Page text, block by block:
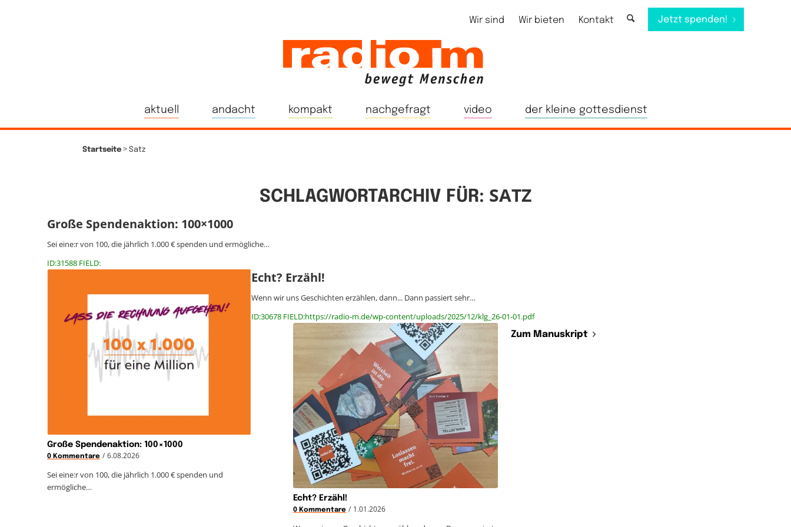
Wir sind Wir bieten Kontakt Jetzt spenden!
aktuell andacht kompakt nachgefragt video der kleine gottesdienst
Startseite > Satz
SCHLAGWORTARCHIV FÜR: SATZ
Große Spendenaktion: 100×1000
Sei eine:r von 100, die jährlich 1.000 € spenden und ermögliche…
ID:31588 FIELD:
Große Spendenaktion: 100×1000
0 Kommentare / 6.08.2026
Sei eine:r von 100, die jährlich 1.000 € spenden und
ermögliche…
Echt? Erzähl!
Wenn wir uns Geschichten erzählen, dann... Dann passiert sehr…
ID:30678 FIELD:https://radio-m.de/wp-content/uploads/2025/12/klg_26-01-01.pdf
Zum Manuskript
Echt? Erzähl!
0 Kommentare / 1.01.2026